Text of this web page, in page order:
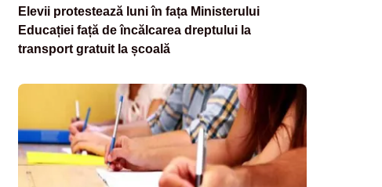
Elevii protestează luni în fața Ministerului
Educației față de încălcarea dreptului la
transport gratuit la școală